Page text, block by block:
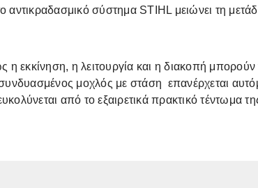
αντικραδασμικό σύστημα STIHL μειώνει τη
η εκκίνηση, η λειτουργία και η διακοπή
μοχλός με στάση επανέρχεται
από το εξαιρετικά πρακτικό τέντωμα